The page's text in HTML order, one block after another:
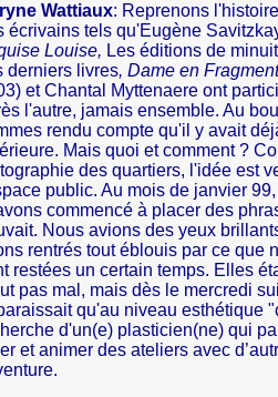
Wattiaux: Reprenons
écrivains tels qu'Eugène
Louise, Les éditions de
derniers livres, Dame en
et Chantal Myttenaere ont
l'autre, jamais ensemble. Au
rendu compte qu'il y avait
Mais quoi et comment ?
des quartiers, l'idée est
public. Au mois de janvier
commencé à placer des
Nous avions des yeux
rentrés tout éblouis par ce que
restées un certain temps. Elles
pas mal, mais dès le mercredi
qu'au niveau esthétique
d'un(e) plasticien(ne) qui
et animer des ateliers avec